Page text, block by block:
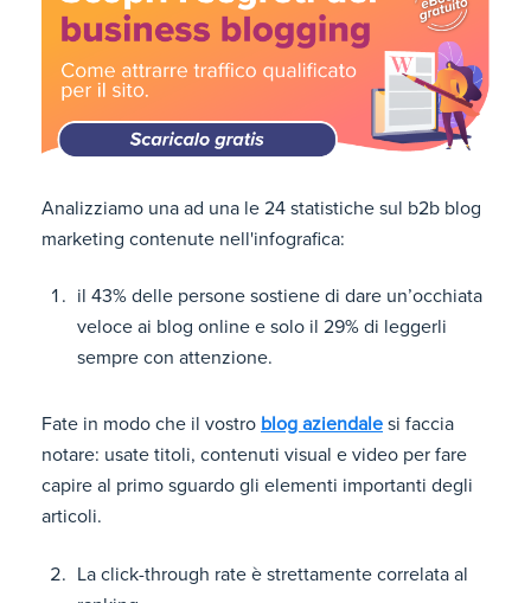
Analizziamo una ad una le 24 statistiche sul b2b blog
marketing contenute nell'infografica:
il 43% delle persone sostiene di dare un’occhiata
veloce ai blog online e solo il 29% di leggerli
sempre con attenzione.
Fate in modo che il vostro blog aziendale si faccia
notare: usate titoli, contenuti visual e video per fare
capire al primo sguardo gli elementi importanti degli
articoli.
La click-through rate è strettamente correlata al